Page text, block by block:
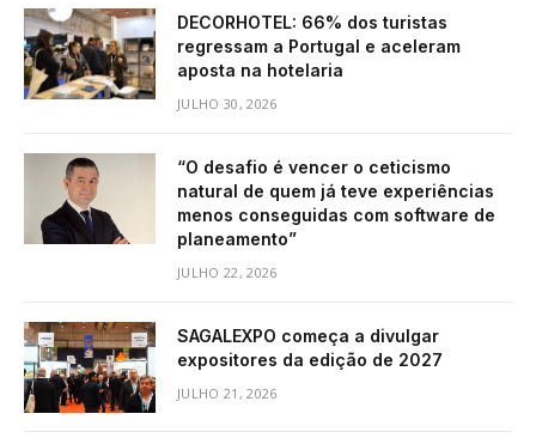
DECORHOTEL: 66% dos turistas
regressam a Portugal e aceleram
aposta na hotelaria
JULHO 30, 2026
“O desafio é vencer o ceticismo
natural de quem já teve experiências
menos conseguidas com software de
planeamento”
JULHO 22, 2026
SAGALEXPO começa a divulgar
expositores da edição de 2027
JULHO 21, 2026